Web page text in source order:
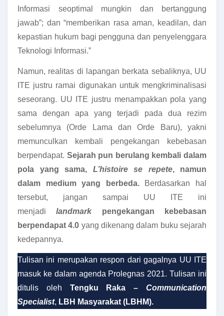
Informasi seoptimal mungkin dan bertanggung
jawab”; dan “memberikan rasa aman, keadilan, dan
kepastian hukum bagi pengguna dan penyelenggara
Teknologi Informasi.”
Namun, realitas di lapangan berkata sebaliknya, UU
ITE justru ramai digunakan untuk mengkriminalisasi
seseorang. UU ITE justru menampakkan pola yang
sama dengan apa yang terjadi pada dua rezim
sebelumnya (Orde Lama dan Orde Baru), yakni
memunculkan kembali pengekangan kebebasan
berpendapat. Sejarah pun berulang kembali dalam
pola yang sama, L’histoire se repete, namun
dalam medium yang berbeda.Berdasarkan hal
tersebut, jangan sampai UU ITE ini
menjadilandmark pengekangan kebebasan
berpendapat 4.0 yang dikenang dalam buku sejarah
kedepannya.
Tulisan ini merupakan respon dari gagalnya UU ITE
masuk ke dalam agenda Prolegnas 2021. Tulisan ini
ditulis oleh Tengku Raka – Communication
Specialist, LBH Masyarakat (LBHM).